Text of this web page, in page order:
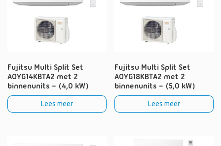
Fujitsu Multi Split Set
AOYG14KBTA2 met 2
binnenunits – (4,0 kW)
Lees meer
Fujitsu Multi Split Set
AOYG18KBTA2 met 2
binnenunits – (5,0 kW)
Lees meer